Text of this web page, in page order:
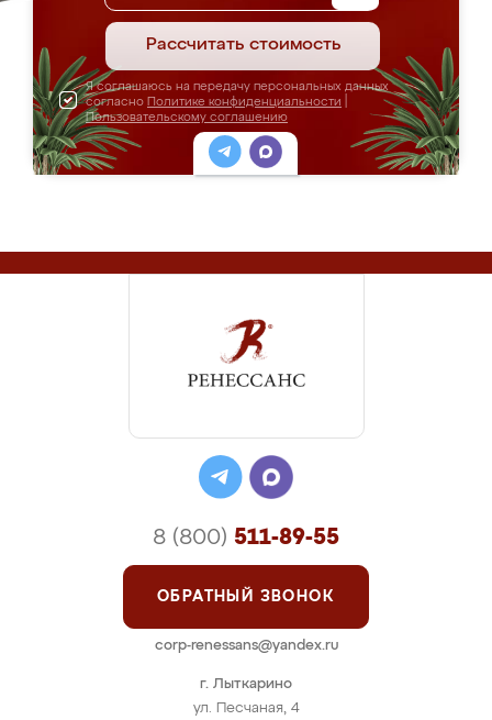
Рассчитать стоимость
Я соглашаюсь на передачу персональных данных
согласно Политике конфиденциальности
Пользовательскому соглашению
г. Лыткарино
ул. Песчаная, 4
8 (800) 511-89-55
ОБРАТНЫЙ ЗВОНОК
corp-renessans@yandex.ru